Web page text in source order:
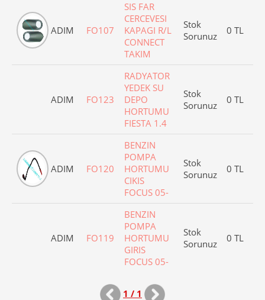
ADIM FO107
SIS FAR
CERCEVESI
KAPAGI R/L
CONNECT
TAKIM
Stok
Sorunuz
0 TL
ADIM FO123
RADYATOR
YEDEK SU
DEPO
HORTUMU
FIESTA 1.4
Stok
Sorunuz
0 TL
ADIM FO120
BENZIN
POMPA
HORTUMU
CIKIS
FOCUS 05-
Stok
Sorunuz
0 TL
ADIM FO119
BENZIN
POMPA
HORTUMU
GIRIS
FOCUS 05-
Stok
Sorunuz
0 TL
1 / 1